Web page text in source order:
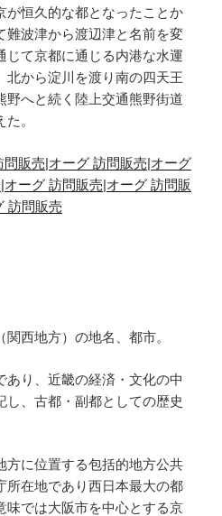
が恒久的な都となったことか
難波津から渡辺津と名前を変
じて京都に通じる内港な水運
北から淀川を渡り南の四天王
野へと続く陸上交通熊野街道
。
問販売|オーグ 訪問販売|オーグ
|オーグ 訪問販売|オーグ 訪問販
訪問販売
西地方）の地名、都市。
あり、近畿の経済・文化の中
し、古都・副都としての歴史
方に位置する包括的地方公共
所在地であり西日本最大の都
味では大阪市を中心とする京